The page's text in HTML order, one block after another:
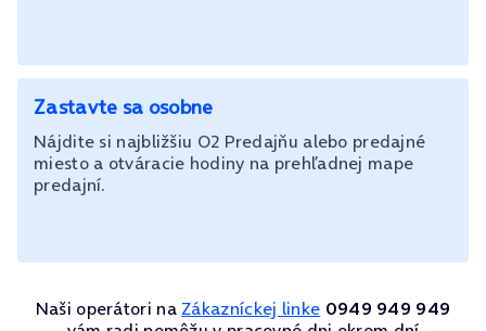
Zastavte sa osobne
Nájdite si najbližšiu O2 Predajňu alebo predajné
miesto a otváracie hodiny na prehľadnej mape
predajní.
Naši operátori na Zákazníckej linke 0949 949 949